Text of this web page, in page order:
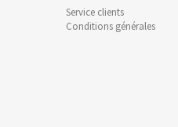
Service clients
Conditions générales